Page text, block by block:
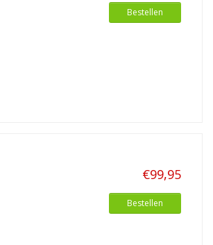
Bestellen
€99,95
Bestellen